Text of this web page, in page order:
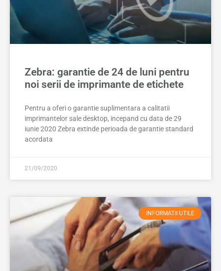
Zebra: garantie de 24 de luni pentru
noi serii de imprimante de etichete
Pentru a oferi o garantie suplimentara a calitatii
imprimantelor sale desktop, incepand cu data de 29
iunie 2020 Zebra extinde perioada de garantie standard
acordata
21/09/2020
INFORMATII UTILE